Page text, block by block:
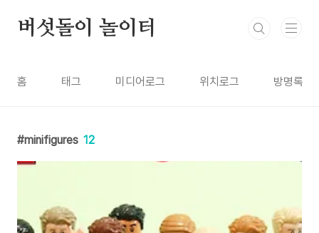
버섯돌이 놀이터
홈 태그 미디어로그 위치로그 방명록
minifigures 12